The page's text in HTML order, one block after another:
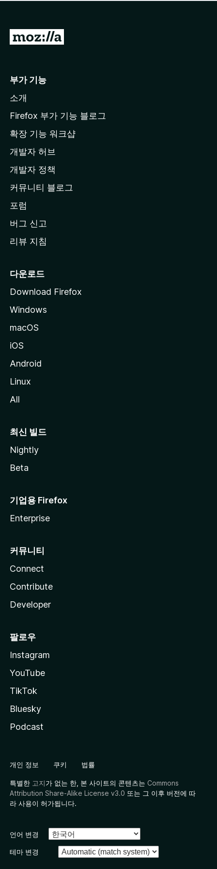
점
습
니
M
l
a
페
이
지
이
동
부가 기능
소개
Firefox 부가 기능 블로그
확장 기능 워크샵
개발자 허브
개발자 정책
커뮤니티 블로그
포럼
버그 신고
리뷰 지침
다운로드
Download Firefox
Windows
macOS
iOS
Android
Linux
All
최신 빌드
Nightly
Beta
기업용 Firefox
Enterprise
커뮤니티
Connect
Contribute
Developer
팔로우
Instagram
YouTube
TikTok
Bluesky
Podcast
개인 정보 쿠키 법률
특별한 고지가 없는 한, 본 사이트의 콘텐츠는 Commons
Attribution Share-Alike License v3.0 또는 그 이후 버전에 따
라 사용이 허가됩니다.
언어 변경
테마 변경